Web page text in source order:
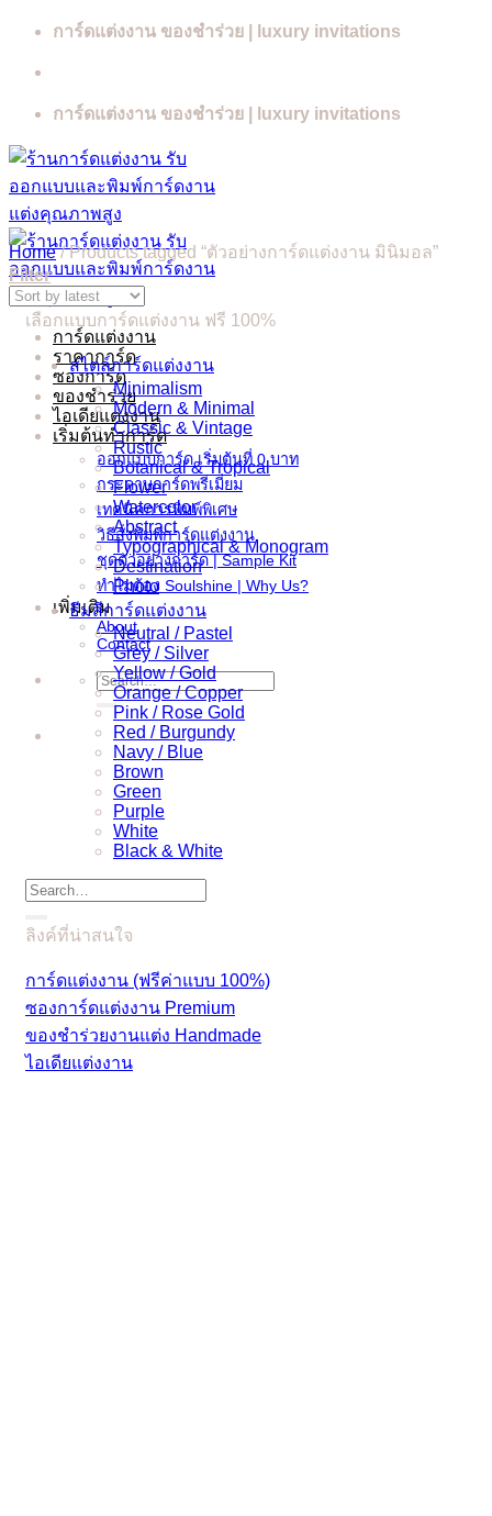
Skip
การ์ดแต่งงาน ของชำร่วย | luxury invitations
การ์ดแต่งงาน ของชำร่วย | luxury invitations
การ์ดแต่งงาน
ราคาการ์ด
ซองการ์ด
ของชำร่วย
ไอเดียแต่งงาน
เริ่มต้นทำการ์ด
ออกแบบการ์ด เริ่มต้นที่ 0 บาท
กระดาษการ์ดพรีเมี่ยม
เทคนิคการพิมพ์พิเศษ
วิธีสั่งพิมพ์การ์ดแต่งงาน
ชุดตัวอย่างการ์ด | Sample Kit
ทำไมต้อง Soulshine | Why Us?
เพิ่มเติม
About
Contact
Search
for:
Home /Products tagged “ตัวอย่างการ์ดแต่งงาน มินิมอล”
Filter
เลือกแบบการ์ดแต่งงาน ฟรี 100%
สไตล์การ์ดแต่งงาน
Minimalism
Modern & Minimal
Classic & Vintage
Rustic
Botanical & Tropical
Flower
Watercolor
Abstract
Typographical & Monogram
Destination
Photo
ธีมสีการ์ดแต่งงาน
Neutral / Pastel
Grey / Silver
Yellow / Gold
Orange / Copper
Pink / Rose Gold
Red / Burgundy
Navy / Blue
Brown
Green
Purple
White
Black & White
Search
for:
ลิงค์ที่น่าสนใจ
การ์ดแต่งงาน (ฟรีค่าแบบ 100%)
ซองการ์ดแต่งงาน Premium
ของชำร่วยงานแต่ง Handmade
ไอเดียแต่งงาน